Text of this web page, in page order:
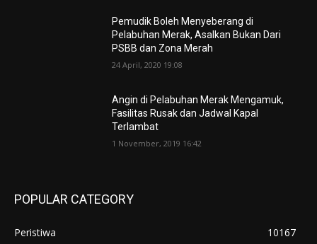
Pemudik Boleh Menyeberang di
Pelabuhan Merak, Asalkan Bukan Dari
PSBB dan Zona Merah
24 April, 2020 19:08
Angin di Pelabuhan Merak Mengamuk,
Fasilitas Rusak dan Jadwal Kapal
Terlambat
1 November, 2019 16:42
POPULAR CATEGORY
Peristiwa
10167